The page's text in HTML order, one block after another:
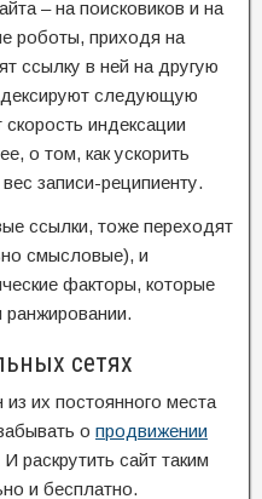
– на поисковиков и на
роботы, приходя на
ссылку в ней на другую
следующую
индексации
о том, как ускорить
записи-реципиенту.
ссылки, тоже переходят
смысловые), и
факторы, которые
ранжировании.
сетях
их постоянного места
о продвижении
И раскрутить сайт таким
и бесплатно.